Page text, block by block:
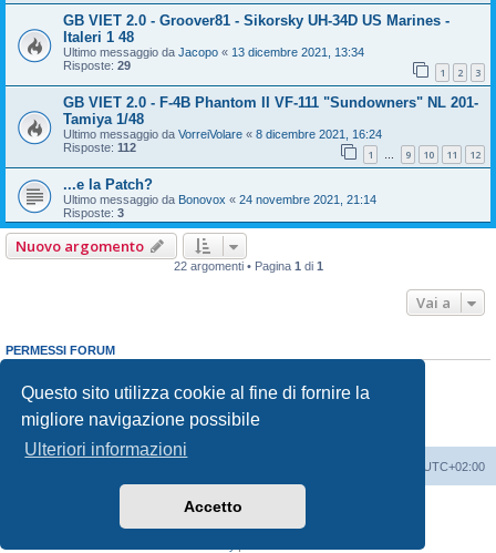
Questo sito utilizza cookie al fine di fornire la
migliore navigazione possibile
Ulteriori informazioni
Accetto
GB VIET 2.0 - Groover81 - Sikorsky UH-34D US Marines -
Italeri 1 48
Ultimo messaggio da Jacopo « 13 dicembre 2021, 13:34
Risposte: 29 1 2 3
GB VIET 2.0 - F-4B Phantom II VF-111 "Sundowners" NL 201-
Tamiya 1/48
Ultimo messaggio da VorreiVolare « 8 dicembre 2021, 16:24
Risposte: 112 1 9 10 11 12
...e la Patch?
Ultimo messaggio da Bonovox « 24 novembre 2021, 21:14
Risposte: 3
Nuovo argomento
22 argomenti • Pagina 1 di 1
Vai a
PERMESSI FORUM
Non puoirispondere negli argomenti
Non puoimodificare i tuoi messaggi
Non puoicancellare i tuoi messaggi
Non puoi
inviare allegati
UTC+02:00
phpBB® Forum Software © phpBB Limited
phpBB-Italia.it